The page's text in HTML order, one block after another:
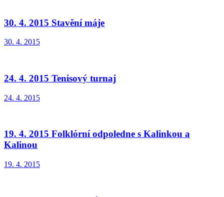
30. 4. 2015 Stavění máje
30. 4. 2015
24. 4. 2015 Tenisový turnaj
24. 4. 2015
19. 4. 2015 Folklórní odpoledne s Kalinkou a
Kalinou
19. 4. 2015